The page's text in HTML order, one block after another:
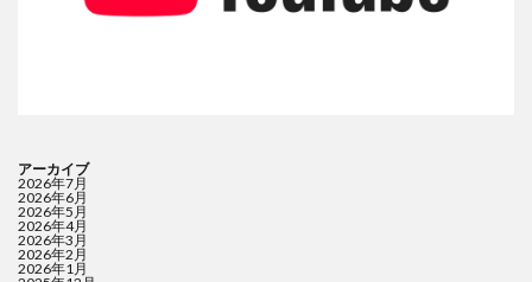
アーカイブ
2026年7月
2026年6月
2026年5月
2026年4月
2026年3月
2026年2月
2026年1月